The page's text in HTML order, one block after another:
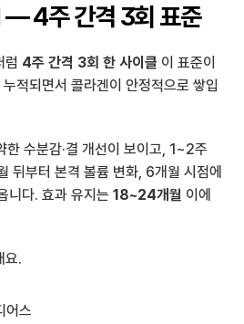
4주 간격 3회 표준
럼 4주 간격 3회 한 사이클 이 표준이
적되면서 콜라겐이 안정적으로 쌓입
수분감·결 개선이 보이고, 1~2주
뒤부터 본격 볼륨 변화, 6개월 시점에
니다. 효과 유지는 18~24개월 이에
요.
어스